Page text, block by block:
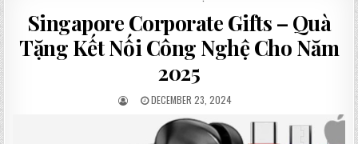
Singapore Corporate Gifts – Quà
Tặng Kết Nối Công Nghệ Cho Năm
2025
DECEMBER 23, 2024